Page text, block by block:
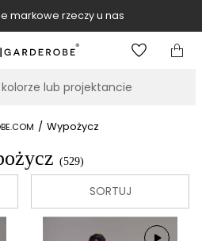
markowe rzeczy u nas
/ Wypożycz
(529)
SORTUJ